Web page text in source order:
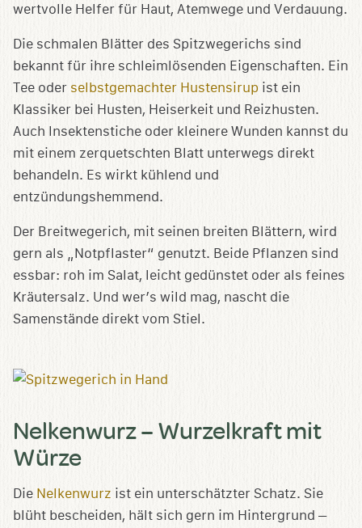
wertvolle Helfer für Haut, Atemwege und Verdauung.
Die schmalen Blätter des Spitzwegerichs sind
bekannt für ihre schleimlösenden Eigenschaften. Ein
Tee oder selbstgemachter Hustensirup ist ein
Klassiker bei Husten, Heiserkeit und Reizhusten.
Auch Insektenstiche oder kleinere Wunden kannst du
mit einem zerquetschten Blatt unterwegs direkt
behandeln. Es wirkt kühlend und
entzündungshemmend.
Der Breitwegerich, mit seinen breiten Blättern, wird
gern als „Notpflaster“ genutzt. Beide Pflanzen sind
essbar: roh im Salat, leicht gedünstet oder als feines
Kräutersalz. Und wer’s wild mag, nascht die
Samenstände direkt vom Stiel.
Nelkenwurz – Wurzelkraft mit
Würze
Die Nelkenwurz ist ein unterschätzter Schatz. Sie
blüht bescheiden, hält sich gern im Hintergrund –